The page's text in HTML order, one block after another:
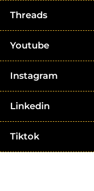
Threads
Youtube
Instagram
Linkedin
Tiktok